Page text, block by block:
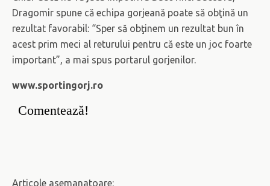
Dragomir spune că echipa gorjeană poate să obţină un
rezultat favorabil: “Sper să obţinem un rezultat bun în
acest prim meci al returului pentru că este un joc foarte
important”, a mai spus portarul gorjenilor.
www.sportingorj.ro
Comentează!
Articole asemanatoare: